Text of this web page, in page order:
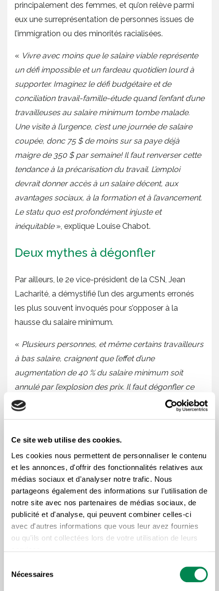
Ce site web utilise des cookies.
Les cookies nous permettent de personnaliser le contenu
et les annonces, d'offrir des fonctionnalités relatives aux
médias sociaux et d'analyser notre trafic. Nous
partageons également des informations sur l'utilisation de
notre site avec nos partenaires de médias sociaux, de
publicité et d'analyse, qui peuvent combiner celles-ci
avec d'autres informations que vous leur avez fournies
ou qu'ils ont collectées lors de votre utilisation de leurs
Nécessaires
principalement des femmes, et qu’on relève parmi
eux une surreprésentation de personnes issues de
l’immigration ou des minorités racialisées.
« Vivre avec moins que le salaire viable représente
un défi impossible et un fardeau quotidien lourd à
supporter. Imaginez le défi budgétaire et de
conciliation travail-famille-étude quand l’enfant d’une
travailleuses au salaire minimum tombe malade.
Une visite à l’urgence, c’est une journée de salaire
coupée, donc 75 $ de moins sur sa paye déjà
maigre de 350 $ par semaine! Il faut renverser cette
tendance à la précarisation du travail. L’emploi
devrait donner accès à un salaire décent, aux
avantages sociaux, à la formation et à l’avancement.
Le statu quo est profondément injuste et
inéquitable», explique Louise Chabot.
Deux mythes à dégonfler
Par ailleurs, le 2e vice-président de la CSN, Jean
Lacharité, a démystifié l’un des arguments erronés
les plus souvent invoqués pour s’opposer à la
hausse du salaire minimum.
« Plusieurs personnes, et même certains travailleurs
à bas salaire, craignent que l’effet d’une
augmentation de 40 % du salaire minimum soit
annulé par l’explosion des prix. Il faut dégonfler ce
mythe. Le coût de la main-d’œuvre ne représente
exemple, que pour un repas au resto de 10 $, le
salaire minimum à 15 $ ferait peut-être monter le
prix à 10,60 $. En contrepartie, une telle hausse du
salaire minimum aurait un impact indéniable sur
l’activité économique en plus de contribuer à
accroître le niveau de vie de milliers de travailleuses
et travailleurs et de leur famille», soutient Jean
Lacharité.